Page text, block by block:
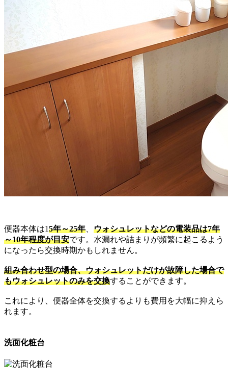
便器本体は15年～25年、 ウォシュレットなどの電装品は7年
～10年程度が目安です。水漏れや詰まりが頻繁に起こるよう
になったら交換時期かもしれません。
組み合わせ型の場合、ウォシュレットだけが故障した場合で
もウォシュレットのみを交換することができます。
これにより、便器全体を交換するよりも費用を大幅に抑えら
れます。
洗面化粧台